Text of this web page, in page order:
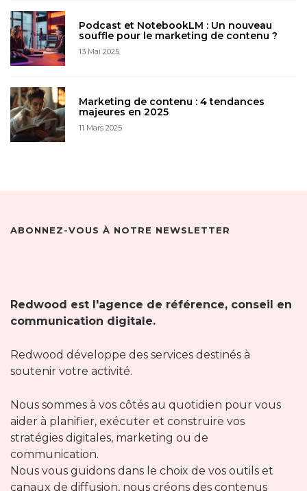
Podcast et NotebookLM : Un nouveau
souffle pour le marketing de contenu ?
13 Mai 2025
Marketing de contenu : 4 tendances
majeures en 2025
11 Mars 2025
ABONNEZ-VOUS À NOTRE NEWSLETTER
Redwood est l'agence de référence, conseil en
communication digitale.
Redwood développe des services destinés à
soutenir votre activité.
Nous sommes à vos côtés au quotidien pour vous
aider à planifier, exécuter et construire vos
stratégies digitales, marketing ou de
communication.
Nous vous guidons dans le choix de vos outils et
canaux de diffusion, nous créons des contenus